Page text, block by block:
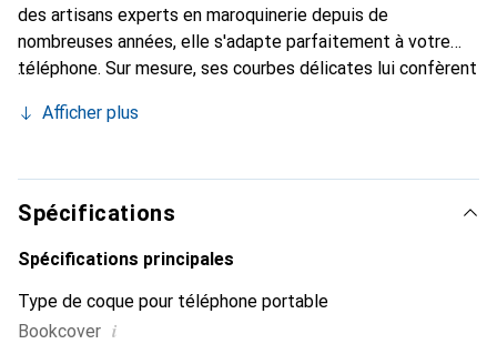
des artisans experts en maroquinerie depuis de
nombreuses années, elle s'adapte parfaitement à votre
téléphone. Sur mesure, ses courbes délicates lui confèrent
chic et essentiel de votre smartphone. Reconnu
marque Noreve est un choix sûr pour une clientèle
exigeante.
Afficher plus
Spécifications
Spécifications principales
Type de coque pour téléphone portable
Bookcover i